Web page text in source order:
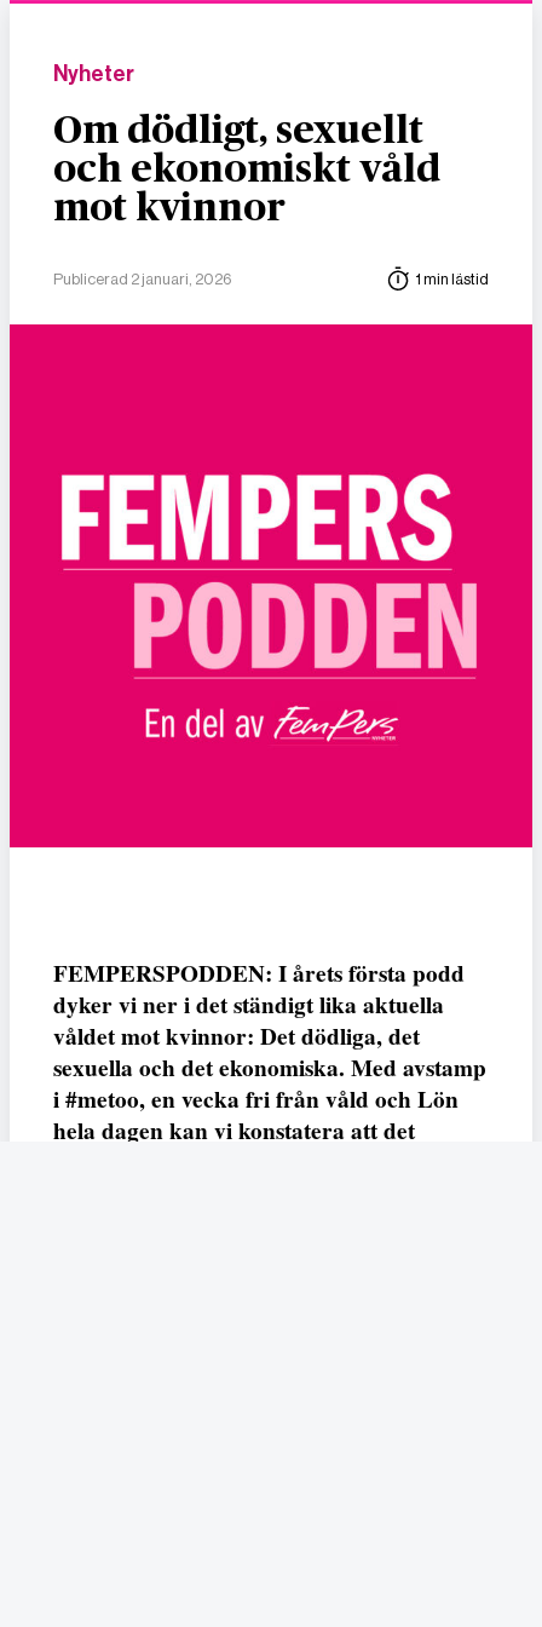
Nyheter
Om dödligt, sexuellt
och ekonomiskt våld
mot kvinnor
Publicerad 2 januari, 2026 1 min lästid
FEMPERSPODDEN: I årets första podd
dyker vi ner i det ständigt lika aktuella
våldet mot kvinnor: Det dödliga, det
sexuella och det ekonomiska. Med avstamp
i #metoo, en vecka fri från våld och Lön
hela dagen kan vi konstatera att det